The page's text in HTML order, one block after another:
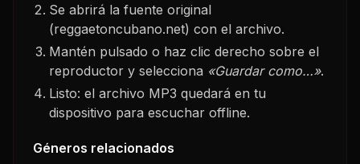
Se abrirá la fuente original
(reggaetoncubano.net) con el archivo.
Mantén pulsado o haz clic derecho sobre el
reproductor y selecciona «Guardar como…».
Listo: el archivo MP3 quedará en tu
dispositivo para escuchar offline.
Géneros relacionados